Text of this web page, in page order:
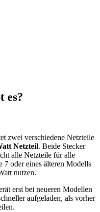
es?
zwei verschiedene Netzteile
Netzteil. Beide Stecker
alle Netzteile für alle
7 oder eines älteren Modells
nutzen.
erst bei neueren Modellen
aufgeladen, als vorher